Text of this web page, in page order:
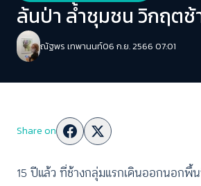
ล้นป่า ล้ำชุมชน วิกฤตช้
ณัฐพร เทพานนท์06 ก.ย. 2566 07:01
Share on
15 ปีแล้ว ที่ช้างกลุ่มแรกเดินออกนอกพื้